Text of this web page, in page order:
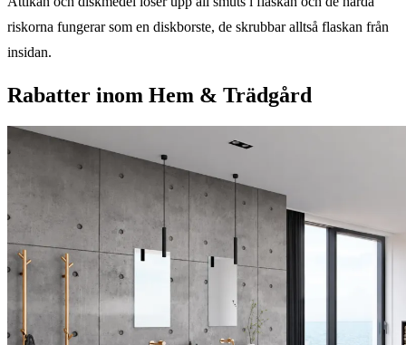
riskorna fungerar som en diskborste, de skrubbar alltså flaskan från
insidan.
Rabatter inom Hem & Trädgård